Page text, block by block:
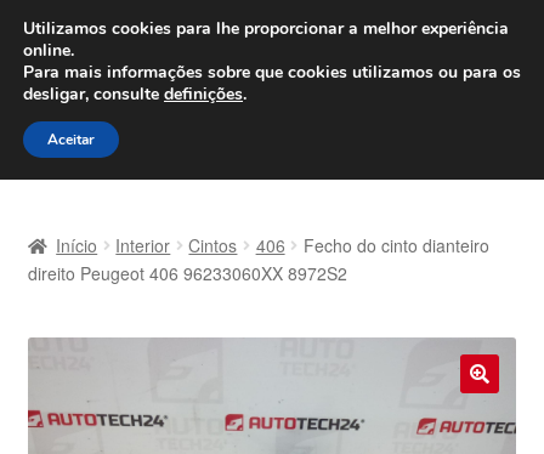
ENVIO a partir de 7 EUR
Seg-Sex, das 9h às 16h800 500 967
Ir
para
a
Saltar
para
o
Carrinho
Início Interior Cintos 406
Fecho do cinto dianteiro
direito Peugeot 406 96233060XX 8972S2
Utilizamos cookies para lhe proporcionar a melhor experiência
online.
Para mais informações sobre que cookies utilizamos ou para os
desligar, consulte definições.
Aceitar